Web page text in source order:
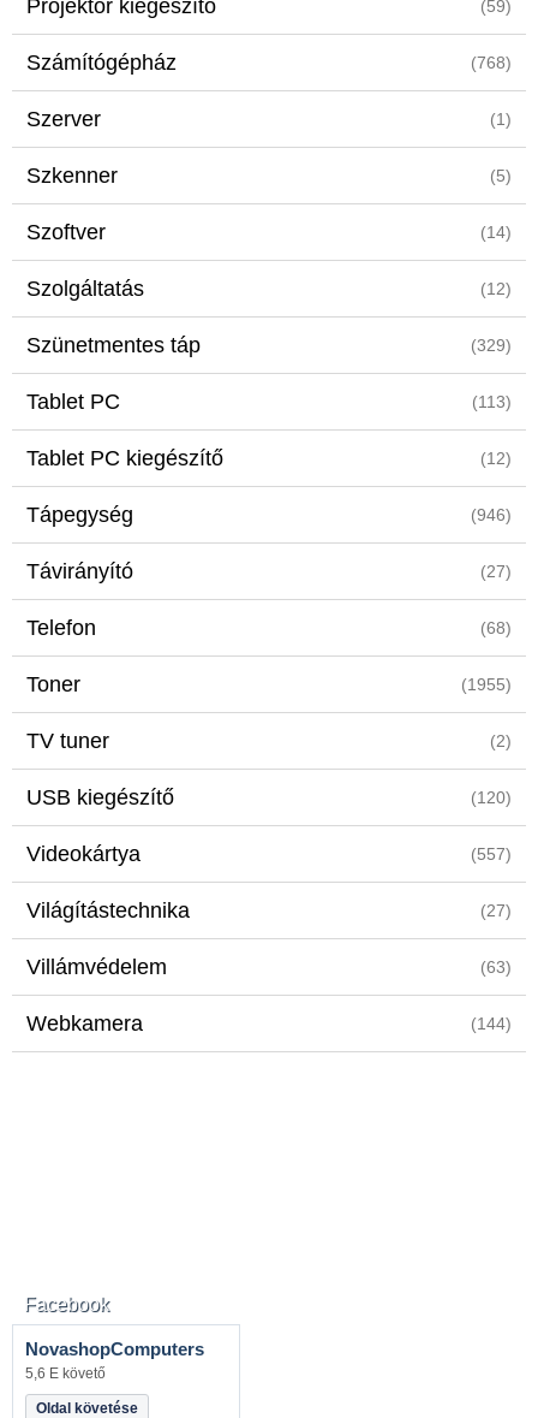
Projektor kiegészítő (59)
Számítógépház (768)
Szerver (1)
Szkenner (5)
Szoftver (14)
Szolgáltatás (12)
Szünetmentes táp (329)
Tablet PC (113)
Tablet PC kiegészítő (12)
Tápegység (946)
Távirányító (27)
Telefon (68)
Toner (1955)
TV tuner (2)
USB kiegészítő (120)
Videokártya (557)
Világítástechnika (27)
Villámvédelem (63)
Webkamera (144)
Facebook
NovashopComputers
5,6 E követő
Oldal követése